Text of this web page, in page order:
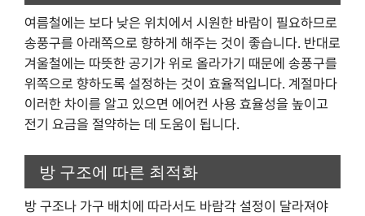
여름철에는 보다 낮은 위치에서 시원한 바람이 필요하므로
송풍구를 아래쪽으로 향하게 해주는 것이 좋습니다. 반대로
겨울철에는 따뜻한 공기가 위로 올라가기 때문에 송풍구를
위쪽으로 향하도록 설정하는 것이 효율적입니다. 계절마다
이러한 차이를 알고 있으면 에어컨 사용 효율성을 높이고
전기 요금을 절약하는 데 도움이 됩니다.
방 구조에 따른 최적화
방 구조나 가구 배치에 따라서도 바람각 설정이 달라져야